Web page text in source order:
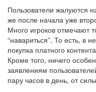
Пользователи жалуются
же после начала уже
Много игроков отмечают
“навариться”. То есть, в
покупка платного
Кроме того, ничего
заявлениям
пару часов в день, от